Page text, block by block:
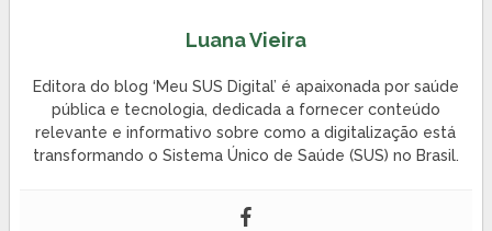
Luana Vieira
Editora do blog ‘Meu SUS Digital’ é apaixonada por saúde
pública e tecnologia, dedicada a fornecer conteúdo
relevante e informativo sobre como a digitalização está
transformando o Sistema Único de Saúde (SUS) no Brasil.